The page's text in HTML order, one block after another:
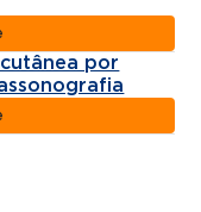
por